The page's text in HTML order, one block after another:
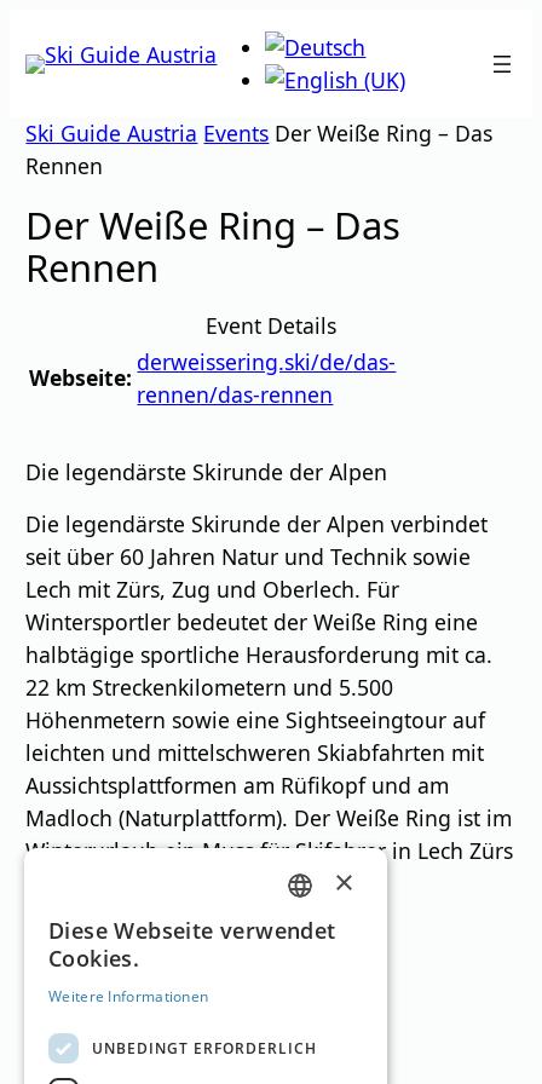
Inhalt
Ski Guide Austria Events Der Weiße Ring – Das
Rennen
Der Weiße Ring – Das
Rennen
Event Details
Webseite:
derweissering.ski/de/das-
rennen/das-rennen
Die legendärste Skirunde der Alpen
Die legendärste Skirunde der Alpen verbindet
seit über 60 Jahren Natur und Technik sowie
Lech mit Zürs, Zug und Oberlech. Für
Wintersportler bedeutet der Weiße Ring eine
halbtägige sportliche Herausforderung mit ca.
22 km Streckenkilometern und 5.500
Höhenmetern sowie eine Sightseeingtour auf
leichten und mittelschweren Skiabfahrten mit
Aussichtsplattformen am Rüfikopf und am
Madloch (Naturplattform). Der Weiße Ring ist im
Winterurlaub ein Muss für Skifahrer in Lech Zürs
Skigebiete
GERMAN
×
Diese Webseite verwendet
Cookies.
Weitere Informationen
UNBEDINGT ERFORDERLICH